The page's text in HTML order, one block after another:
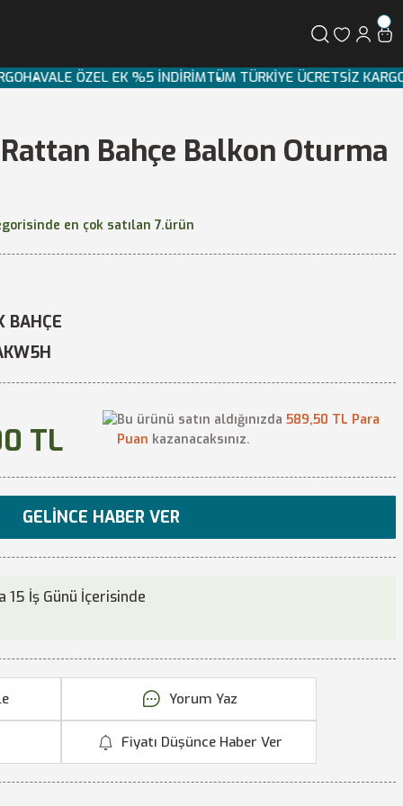
HAVALE ÖZEL EK %5 İNDİRİMTÜM TÜRKİYE ÜCRETSİZ
Bahçe Balkon Oturma
en çok satılan 7.ürün
BAHÇE
TL
Bu ürünü satın aldığınızda 589,50 TL Para
Puan kazanacaksınız.
GELINCE HABER VER
15 İş Günü İçerisinde
Yorum Yaz
Fiyatı Düşünce Haber Ver